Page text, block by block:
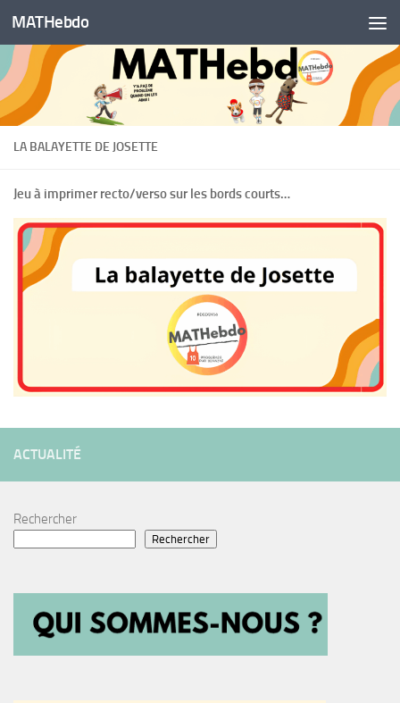
Skip to content
MATHebdo
LA BALAYETTE DE JOSETTE
Jeu à imprimer recto/verso sur les bords courts…
ACTUALITÉ
Rechercher
Rechercher